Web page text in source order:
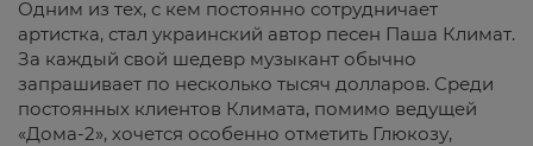
Одним из тех, с кем постоянно сотрудничает
артистка, стал украинский автор песен Паша Климат.
За каждый свой шедевр музыкант обычно
запрашивает по несколько тысяч долларов. Среди
постоянных клиентов Климата, помимо ведущей
«Дома-2», хочется особенно отметить Глюкозу,